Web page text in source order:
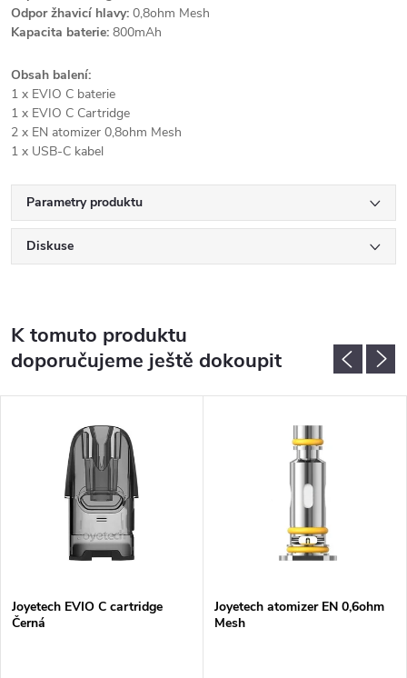
Odpor žhavicí hlavy: 0,8ohm Mesh
Kapacita baterie: 800mAh
Obsah balení:
1 x EVIO C baterie
1 x EVIO C Cartridge
2 x EN atomizer 0,8ohm Mesh
1 x USB-C kabel
Parametry produktu
Diskuse
K tomuto produktu
doporučujeme ještě dokoupit
Joyetech EVIO C cartridge
Černá
Joyetech atomizer EN 0,6ohm
Mesh